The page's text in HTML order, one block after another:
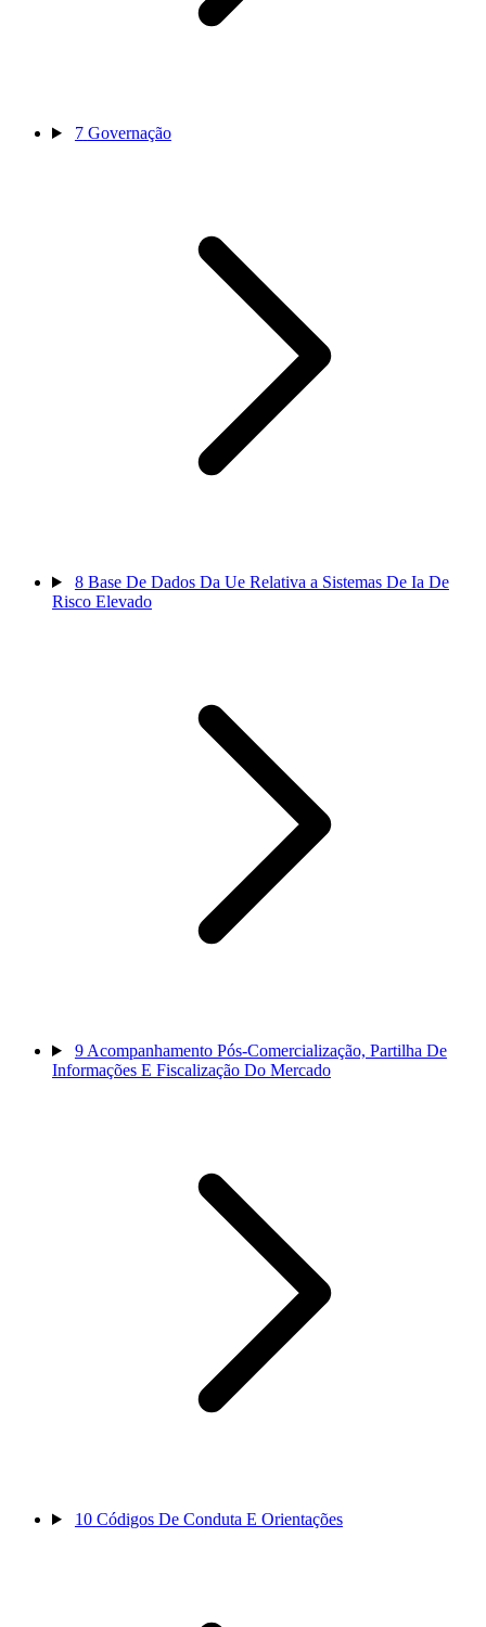
7 Governação
8 Base De Dados Da Ue Relativa a Sistemas De Ia De
Risco Elevado
9 Acompanhamento Pós-Comercialização, Partilha De
Informações E Fiscalização Do Mercado
10 Códigos De Conduta E Orientações